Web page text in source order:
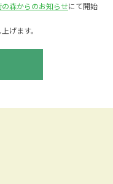
の森からのお知らせにて開始
げます。